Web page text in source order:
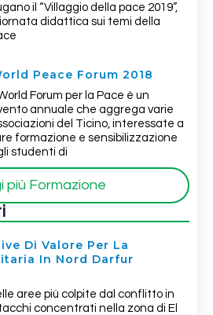
il “Villaggio della pace 2019”,
didattica sui temi della
Peace Forum 2018
Forum per la Pace è un
annuale che aggrega varie
del Ticino, interessate a
formazione e sensibilizzazione
studenti di
più Formazione
Di Valore Per La
In Nord Darfur
aree più colpite dal conflitto in
concentrati nella zona di El